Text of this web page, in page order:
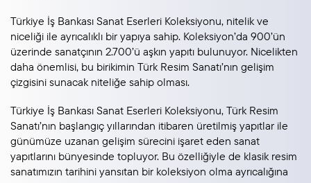
Türkiye İş Bankası Sanat Eserleri Koleksiyonu, nitelik ve
niceliği ile ayrıcalıklı bir yapıya sahip. Koleksiyon’da 900’ün
üzerinde sanatçının 2.700’ü aşkın yapıtı bulunuyor. Nicelikten
daha önemlisi, bu birikimin Türk Resim Sanatı’nın gelişim
çizgisini sunacak niteliğe sahip olması.
Türkiye İş Bankası Sanat Eserleri Koleksiyonu, Türk Resim
Sanatı’nın başlangıç yıllarından itibaren üretilmiş yapıtlar ile
günümüze uzanan gelişim sürecini işaret eden sanat
yapıtlarını bünyesinde topluyor. Bu özelliğiyle de klasik resim
sanatımızın tarihini yansıtan bir koleksiyon olma ayrıcalığına